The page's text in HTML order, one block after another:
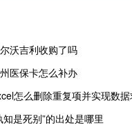
沃吉利收购了吗
医保卡怎么补办
怎么删除重复项并实现数
知是死别”的出处是哪里